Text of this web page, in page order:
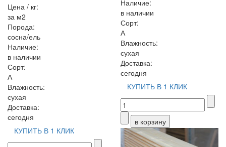
Цена / кг:
за м2
Порода:
сосна/ель
Наличие:
в наличии
Сорт:
А
Влажность:
сухая
Доставка:
сегодня
КУПИТЬ В 1 КЛИК
Наличие:
в наличии
Сорт:
А
Влажность:
сухая
Доставка:
сегодня
КУПИТЬ В 1 КЛИК